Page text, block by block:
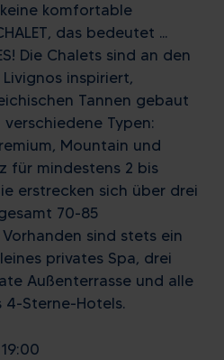
komfortable
das bedeutet ...
Die Chalets sind an den
inspiriert,
Tannen gebaut
Typen:
Mountain und
für mindestens 2 bis
erstrecken sich über drei
70-85
sind stets ein
privates Spa, drei
Außenterrasse und alle
4-Sterne-Hotels.